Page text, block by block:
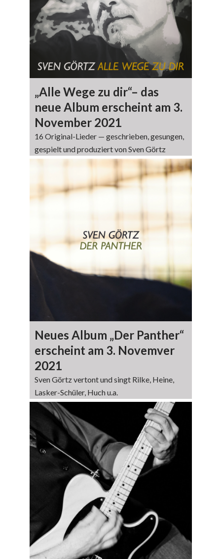
„Alle Wege zu dir“– das
neue Album erscheint am 3.
November 2021
16 Original-Lieder — geschrieben, gesungen,
gespielt und produziert von Sven Görtz
Neues Album „Der Panther“
erscheint am 3. Novemver
2021
Sven Görtz vertont und singt Rilke, Heine,
Lasker-Schüler, Huch u.a.